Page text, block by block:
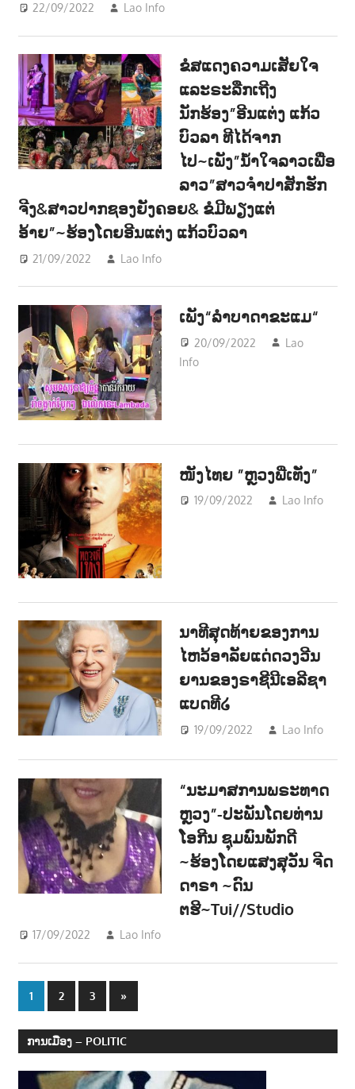
22/09/2022 Lao Info
ຂໍສແດງຄວາມເສັຍໃຈ
ແລະຣະລືກເຖີງ
ນັກຮ້ອງ”ອີນແຕ່ງ ແກ້ວ
ບົວລາ ທີໄດ້ຈາກ
ໄປ~ເພັງ”ນໍ້າໃຈລາວເພື່ອ
ລາວ”ສາວຈຳປາສັກຮັກ
ຈີງ&ສາວປາກຊອງຍັງຄອຍ& ຂໍມີພຽງແຕ່
ອ້າຍ”~ຮ້ອງໂດຍອີນແຕ່ງ ແກ້ວບົວລາ
21/09/2022 Lao Info
ເພັງ“ລຳບາດາຂະແມ“
20/09/2022
Lao
Info
ໜັງໄທຍ ”ຫຼວງພີ່ເທັ່ງ”
19/09/2022 Lao Info
ນາທີສຸດທ້າຍຂອງການ
ໄຫວ້ອາລັຍແດ່ດວງວີນ
ຍານຂອງຣາຊີນີເອລີຊາ
ແບດທີ໒
19/09/2022
Lao Info
“ນະມາສການພຣະທາດ
ຫຼວງ”-ປະພັນໂດຍທ່ານ
ໂອກີນ ຊຸມພົນພັກດີ
~ຮ້ອງໂດຍແສງສຸວັນ ຈີດ
ດາຣາ ~ດົນ
ຕຮີ~Tui//Studio
17/09/2022 Lao Info
Posts
navigation
1 2 3
Next
Posts
»
ການເມືອງ – POLITIC